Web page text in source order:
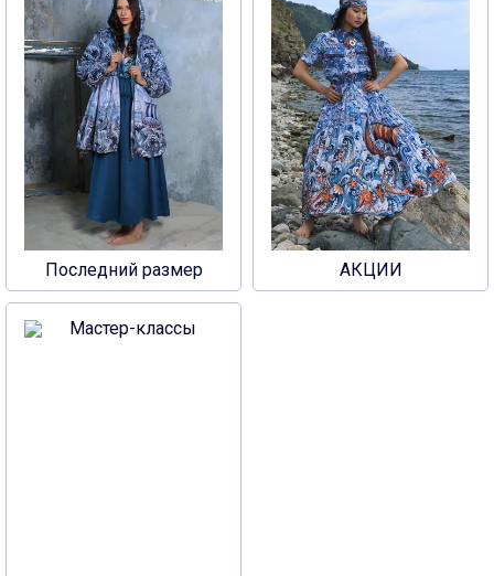
Последний размер АКЦИИ